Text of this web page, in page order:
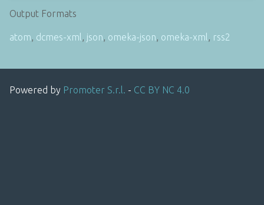
Output Formats
atom, dcmes-xml , json, omeka-json, omeka-xml , rss2
Powered by Promoter S.r.l. - CC BY NC 4.0